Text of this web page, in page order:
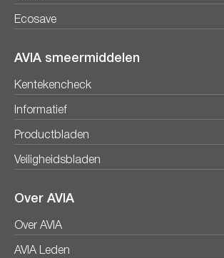
Ecosave
AVIA smeermiddelen
Kentekencheck
Informatief
Productbladen
Veiligheidsbladen
Over AVIA
Over AVIA
AVIA Leden